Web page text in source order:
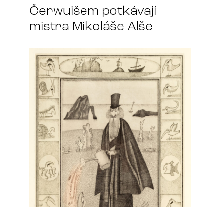
Čerwuišem potkávají
mistra Mikoláše Alše